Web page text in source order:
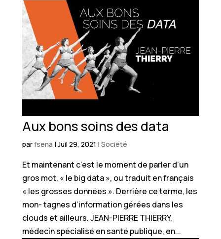
Aux bons soins des data
parfsena |Juil 29, 2021 | Société
Et maintenant c’est le moment de parler d’un
gros mot, « le big data », ou traduit en français
« les grosses données ». Derrière ce terme, les
mon- tagnes d’information gérées dans les
clouds et ailleurs. JEAN-PIERRE THIERRY,
médecin spécialisé en santé publique, en...